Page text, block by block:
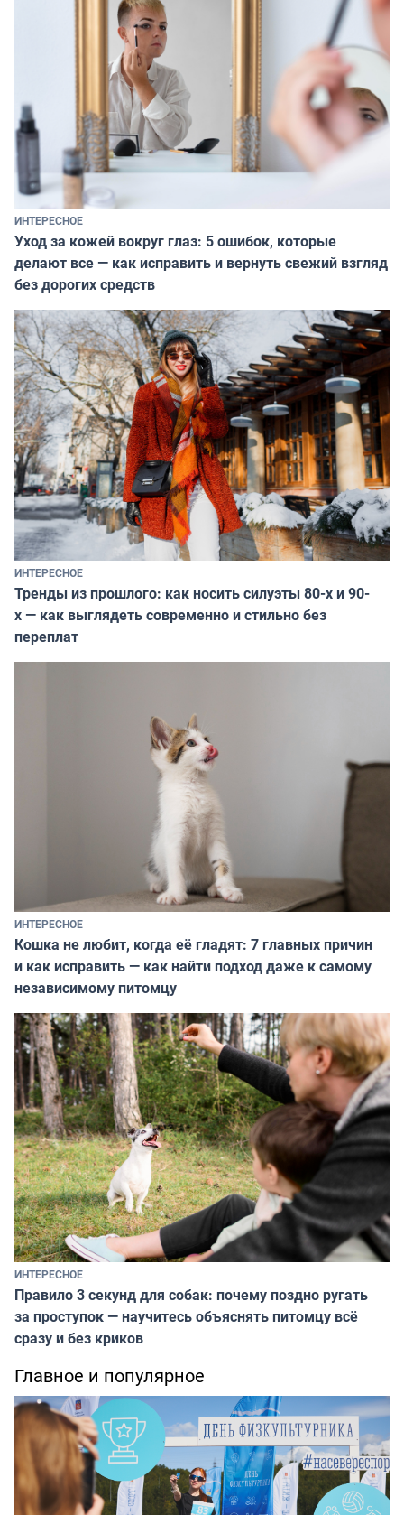
ИНТЕРЕСНОЕ
Уход за кожей вокруг глаз: 5 ошибок, которые
делают все — как исправить и вернуть свежий взгляд
без дорогих средств
ИНТЕРЕСНОЕ
Тренды из прошлого: как носить силуэты 80-х и 90-
х — как выглядеть современно и стильно без
переплат
ИНТЕРЕСНОЕ
Кошка не любит, когда её гладят: 7 главных причин
и как исправить — как найти подход даже к самому
независимому питомцу
ИНТЕРЕСНОЕ
Правило 3 секунд для собак: почему поздно ругать
за проступок — научитесь объяснять питомцу всё
сразу и без криков
Главное и популярное